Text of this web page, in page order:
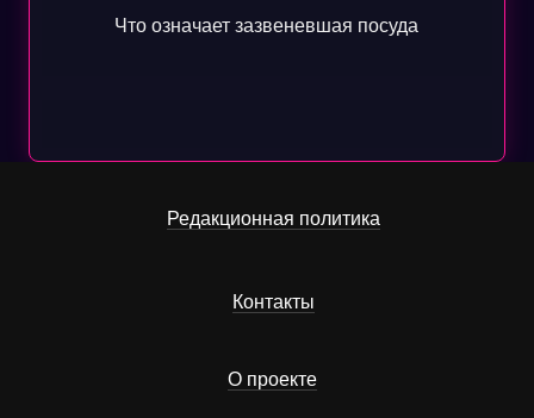
Что означает зазвеневшая посуда
Редакционная политика
Контакты
О проекте